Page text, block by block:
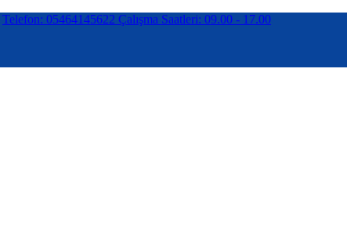
Telefon: 05464145622 Çalışma Saatleri: 09.00 - 17.00